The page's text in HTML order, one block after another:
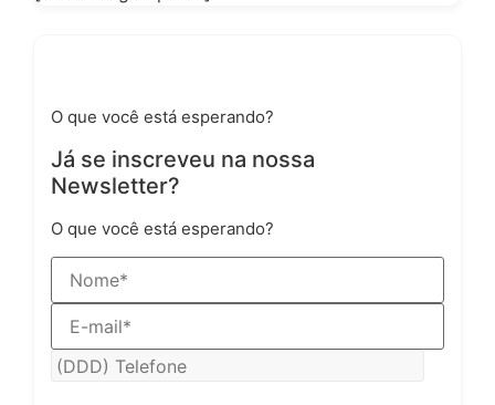
O que você está esperando?
Já se inscreveu na nossa
Newsletter?
O que você está esperando?